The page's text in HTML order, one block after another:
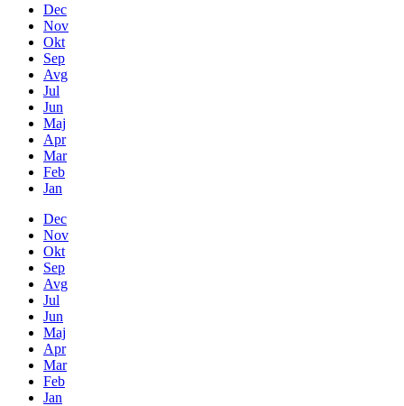
Dec
Nov
Okt
Sep
Avg
Jul
Jun
Maj
Apr
Mar
Feb
Jan
Dec
Nov
Okt
Sep
Avg
Jul
Jun
Maj
Apr
Mar
Feb
Jan